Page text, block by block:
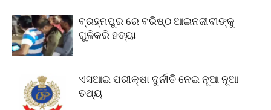
ବ୍ରହ୍ମପୁର ରେ ବରିଷ୍ଠ ଆଇନଜୀବୀଙ୍କୁ
ଗୁଳିକରି ହତ୍ୟା
ଏସଆଇ ପରୀକ୍ଷା ଦୁର୍ନୀତି ନେଇ ନୂଆ ନୂଆ
ତଥ୍ୟ